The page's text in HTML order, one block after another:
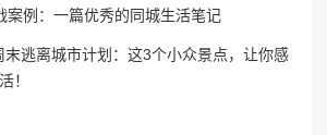
案例：一篇优秀的同城生活笔记
末逃离城市计划：这3个小众景点，让你感
！